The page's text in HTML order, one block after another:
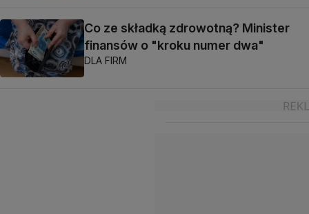
Co ze składką zdrowotną? Minister
finansów o "kroku numer dwa"
DLA FIRM